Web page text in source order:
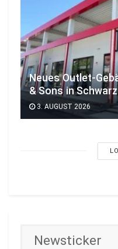
Neues Outlet-
& Sons in
3. AUGUST 2026
Newsticker